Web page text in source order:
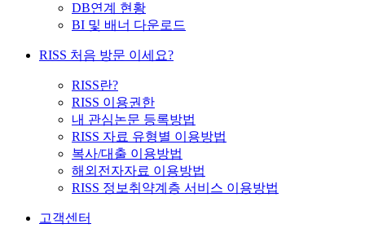
DB연계 현황
BI 및 배너 다운로드
RISS 처음 방문 이세요?
RISS란?
RISS 이용권한
내 관심논문 등록방법
RISS 자료 유형별 이용방법
복사/대출 이용방법
해외전자자료 이용방법
RISS 정보취약계층 서비스 이용방법
고객센터